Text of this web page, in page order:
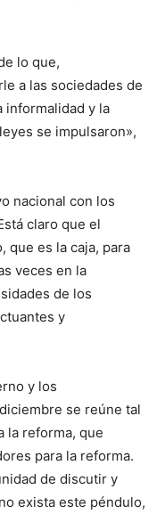
lo que,
a las sociedades de
informalidad y la
se impulsaron»,
nacional con los
claro que el
que es la caja, para
veces en la
de los
y
y los
se reúne tal
la reforma, que
para la reforma.
de discutir y
exista este péndulo,